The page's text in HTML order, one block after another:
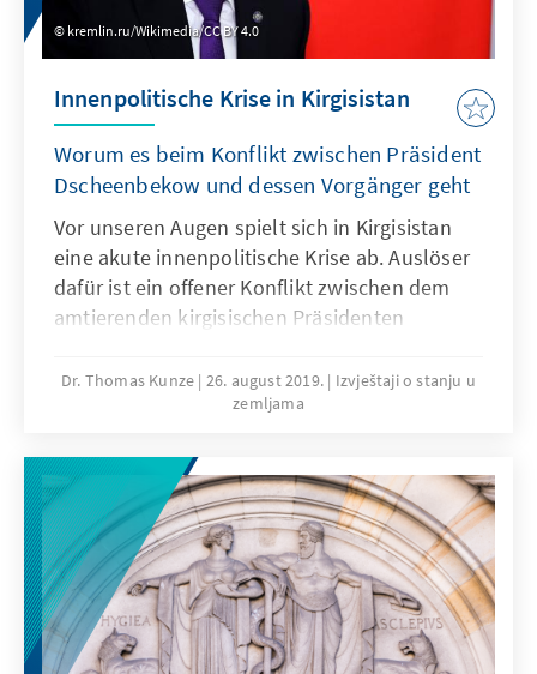
kremlin.ru/Wikimedia/CC BY 4.0
Innenpolitische Krise in Kirgisistan
Worum es beim Konflikt zwischen Präsident
Dscheenbekow und dessen Vorgänger geht
Vor unseren Augen spielt sich in Kirgisistan
eine akute innenpolitische Krise ab. Auslöser
dafür ist ein offener Konflikt zwischen dem
amtierenden kirgisischen Präsidenten
Präsidenten Almasbek Atambajew. Im
Mittelpunkt dieser Auseinandersetzung
ein seit langem schwelender Konflikt zweier
politischer Lager, die sich für verschiedene
Entwicklungsrichtungen des Landes
einsetzen.
Dr. Thomas Kunze 26. august 2019.
Izvještaji o stanju u
zemljama